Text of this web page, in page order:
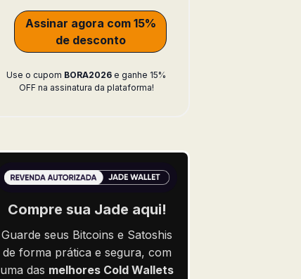
Assinar agora com 15%
de desconto
Use o cupom BORA2026 e ganhe 15%
OFF na assinatura da plataforma!
Compre sua Jade aqui!
Guarde seus Bitcoins e Satoshis
de forma prática e segura, com
uma das melhores Cold Wallets